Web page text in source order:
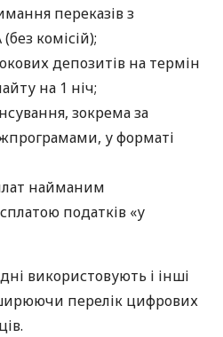
переказів з
комісій);
депозитів на термін
на 1 ніч;
зокрема за
у форматі
найманим
податків «у
використовують і інші
перелік цифрових